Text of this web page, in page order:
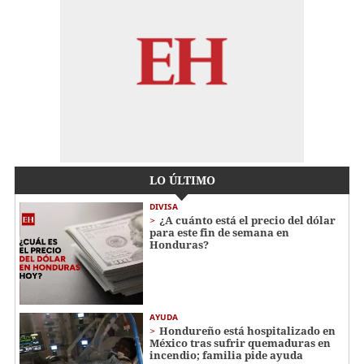
LO ÚLTIMO
DIVISA
¿A cuánto está el precio del dólar
para este fin de semana en
Honduras?
AYUDA
Hondureño está hospitalizado en
México tras sufrir quemaduras en
incendio; familia pide ayuda